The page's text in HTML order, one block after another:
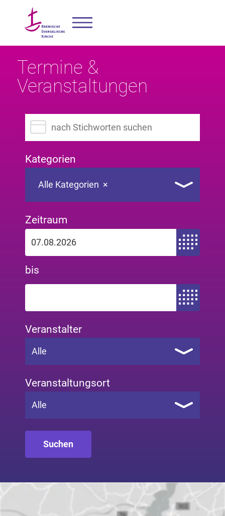
Termine &
Veranstaltungen
Suchbegriff eingeben
Kategorien
×
Alle Kategorien
Zeitraum
Zeitraum von
bis
Zeitraum bis
Veranstalter
Alle
Veranstaltungsort
Alle